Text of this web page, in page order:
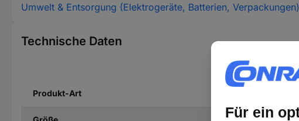
Umwelt & Entsorgung (Elektrogeräte, Batterien, Verpackungen)
Technische Daten
Produkt-Art